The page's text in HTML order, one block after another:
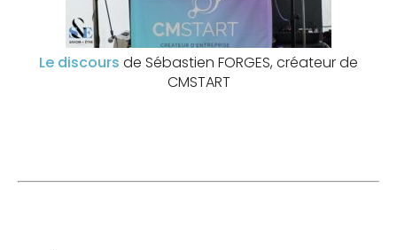
Le discours de Sébastien FORGES, créateur de
CMSTART